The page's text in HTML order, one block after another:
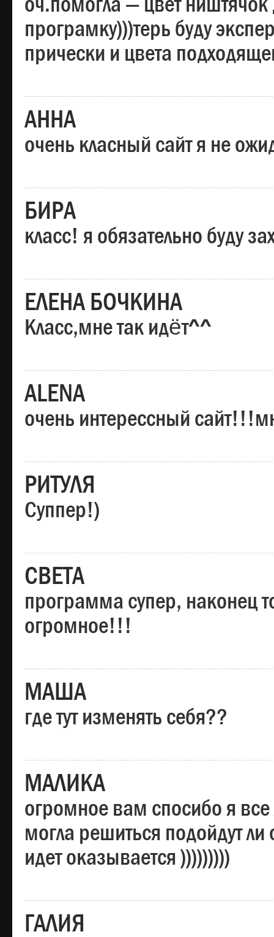
програмку)))терь буду
прически и цвета
АННА
очень класный сайт я не
БИРА
класс! я обязательно буду
ЕЛЕНА БОЧКИНА
Класс,мне так идёт^^
ALENA
очень интерессный
РИТУЛЯ
Суппер!)
СВЕТА
программа супер, наконец
огромное!!!
МАША
где тут изменять себя??
МАЛИКА
огромное вам спосибо я
могла решиться подойдут ли
идет оказывается )))))))))
ГАЛИЯ